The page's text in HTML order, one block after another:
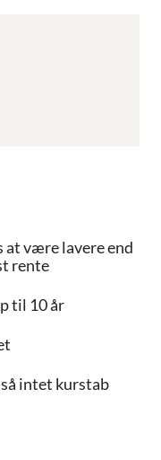
at være lavere end
rente
til 10 år
intet kurstab